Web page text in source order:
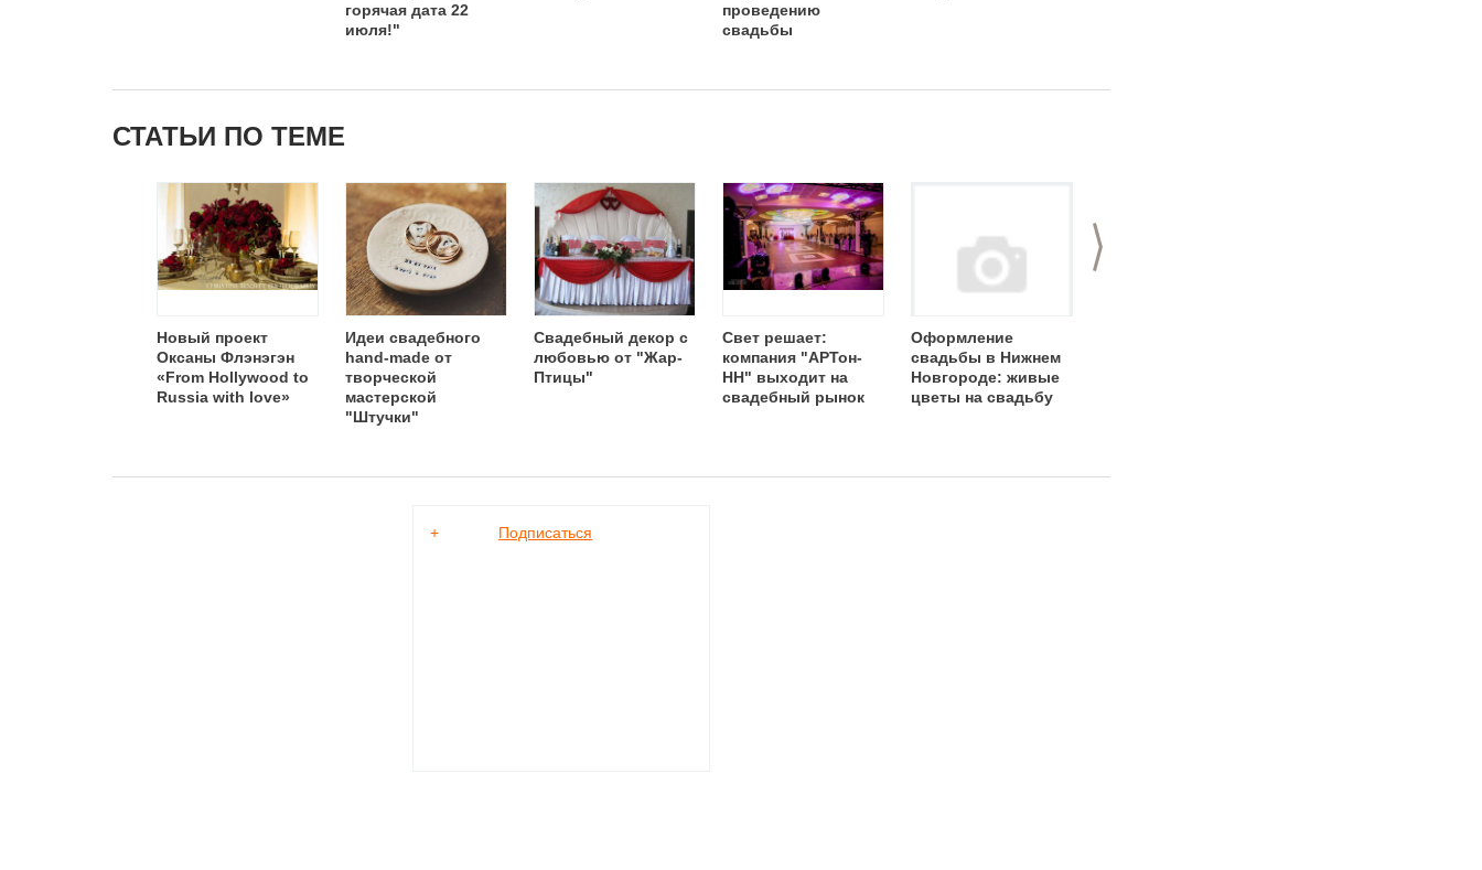
горячая дата 22
июля!"
проведению
свадьбы
СТАТЬИ ПО ТЕМЕ
>
Новый проект
Оксаны Флэнэгэн
«From Hollywood to
Russia with love»
Идеи свадебного
hand-made от
творческой
мастерской
"Штучки"
Свадебный декор с
любовью от "Жар-
Птицы"
Свет решает:
компания "АРТон-
НН" выходит на
свадебный рынок
Оформление
свадьбы в Нижнем
Новгороде: живые
цветы на свадьбу
+ Подписаться